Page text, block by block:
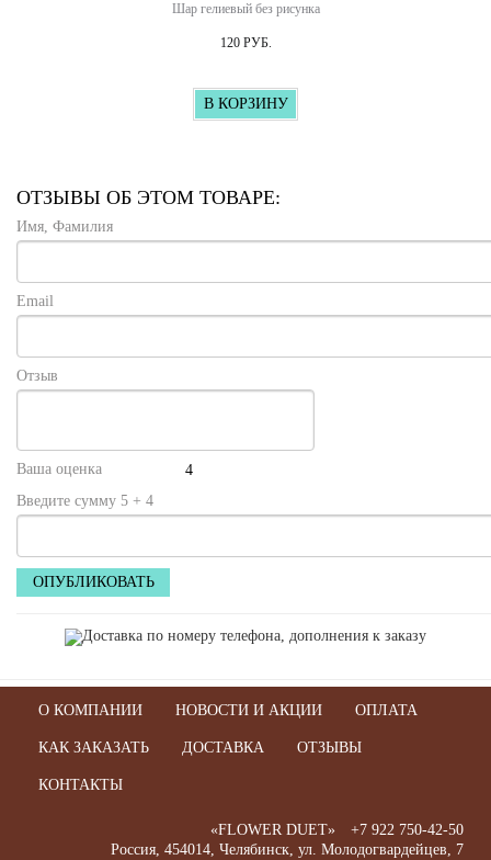
Шар гелиевый без рисунка
120 РУБ.
В КОРЗИНУ
ОТЗЫВЫ ОБ ЭТОМ ТОВАРЕ:
Имя, Фамилия
Email
Отзыв
Ваша оценка
Введите сумму 5 + 4
О КОМПАНИИ НОВОСТИ И АКЦИИ ОПЛАТА
КАК ЗАКАЗАТЬ ДОСТАВКА ОТЗЫВЫ
КОНТАКТЫ
«FLOWER DUET»
+7 922 750-42-50
Россия, 454014, Челябинск, ул. Молодогвардейцев, 7